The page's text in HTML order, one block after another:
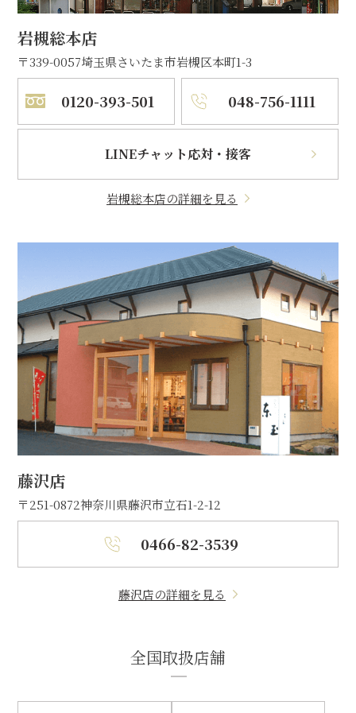
岩槻総本店
〒339-0057埼玉県さいたま市岩槻区本町1-3
0120-393-501 048-756-1111
LINEチャット応対・接客
岩槻総本店の詳細を見る
藤沢店
〒251-0872神奈川県藤沢市立石1-2-12
0466-82-3539
藤沢店の詳細を見る
全国取扱店舗